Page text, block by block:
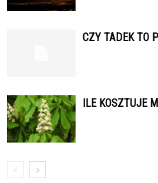
CZY TADEK TO
ILE KOSZTUJE